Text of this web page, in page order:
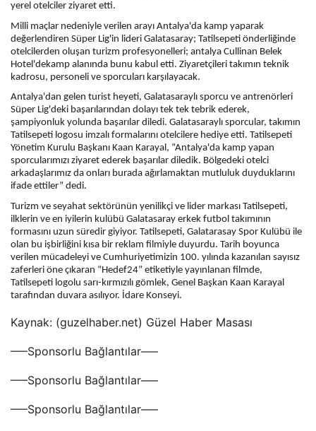
yerel otelciler ziyaret etti.
Milli maçlar nedeniyle verilen arayı Antalya'da kamp yaparak
değerlendiren Süper Lig'in lideri Galatasaray; Tatilsepeti önderliğinde
otelcilerden oluşan turizm profesyonelleri; antalya Cullinan Belek
Hotel'dekamp alanında bunu kabul etti. Ziyaretçileri takımın teknik
kadrosu, personeli ve sporcuları karşılayacak.
Antalya'dan gelen turist heyeti, Galatasaraylı sporcu ve antrenörleri
Süper Lig'deki başarılarından dolayı tek tek tebrik ederek,
şampiyonluk yolunda başarılar diledi. Galatasaraylı sporcular, takımın
Tatilsepeti logosu imzalı formalarını otelcilere hediye etti. Tatilsepeti
Yönetim Kurulu Başkanı Kaan Karayal, “Antalya'da kamp yapan
sporcularımızı ziyaret ederek başarılar diledik. Bölgedeki otelci
arkadaşlarımız da onları burada ağırlamaktan mutluluk duyduklarını
ifade ettiler” dedi.
Turizm ve seyahat sektörünün yenilikçi ve lider markası Tatilsepeti,
ilklerin ve en iyilerin kulübü Galatasaray erkek futbol takımının
formasını uzun süredir giyiyor. Tatilsepeti, Galatarasay Spor Kulübü ile
olan bu işbirliğini kısa bir reklam filmiyle duyurdu. Tarih boyunca
verilen mücadeleyi ve Cumhuriyetimizin 100. yılında kazanılan sayısız
zaferleri öne çıkaran “Hedef24” etiketiyle yayınlanan filmde,
Tatilsepeti logolu sarı-kırmızılı gömlek, Genel Başkan Kaan Karayal
tarafından duvara asılıyor. İdare Konseyi.
Kaynak: (guzelhaber.net) Güzel Haber Masası
—–Sponsorlu Bağlantılar—–
—–Sponsorlu Bağlantılar—–
—–Sponsorlu Bağlantılar—–